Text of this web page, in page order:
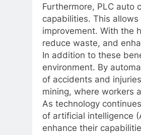
Furthermore, PLC auto
capabilities. This
improvement. With the
reduce waste, and
In addition to these
environment. By
of accidents and
mining, where workers
As technology
of artificial intelligence
enhance their